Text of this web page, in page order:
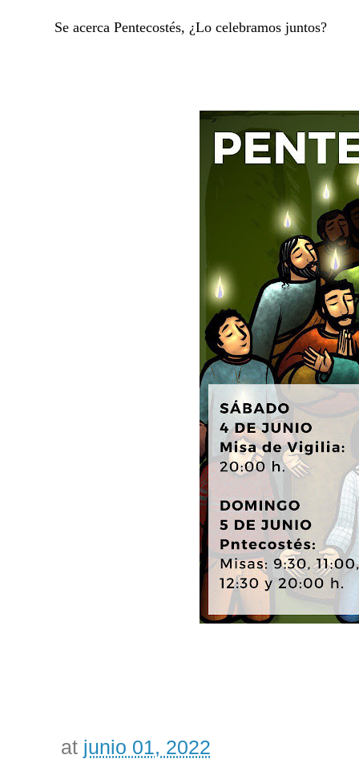
Se acerca Pentecostés, ¿Lo celebramos juntos?
at junio 01, 2022